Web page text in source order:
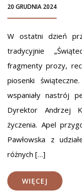
20 GRUDNIA 2024
W ostatni dzień
tradycyjnie
fragmenty prozy,
piosenki
wspaniały nastrój
Dyrektor Andrzej
życzenia. Apel
Pawłowska z
różnych […]
WIĘCEJ